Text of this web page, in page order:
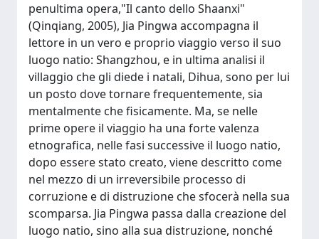
penultima opera,"Il canto dello Shaanxi"
(Qinqiang, 2005), Jia Pingwa accompagna il
lettore in un vero e proprio viaggio verso il suo
luogo natio: Shangzhou, e in ultima analisi il
villaggio che gli diede i natali, Dihua, sono per lui
un posto dove tornare frequentemente, sia
mentalmente che fisicamente. Ma, se nelle
prime opere il viaggio ha una forte valenza
etnografica, nelle fasi successive il luogo natio,
dopo essere stato creato, viene descritto come
nel mezzo di un irreversibile processo di
corruzione e di distruzione che sfocerà nella sua
scomparsa. Jia Pingwa passa dalla creazione del
luogo natio, sino alla sua distruzione, nonché